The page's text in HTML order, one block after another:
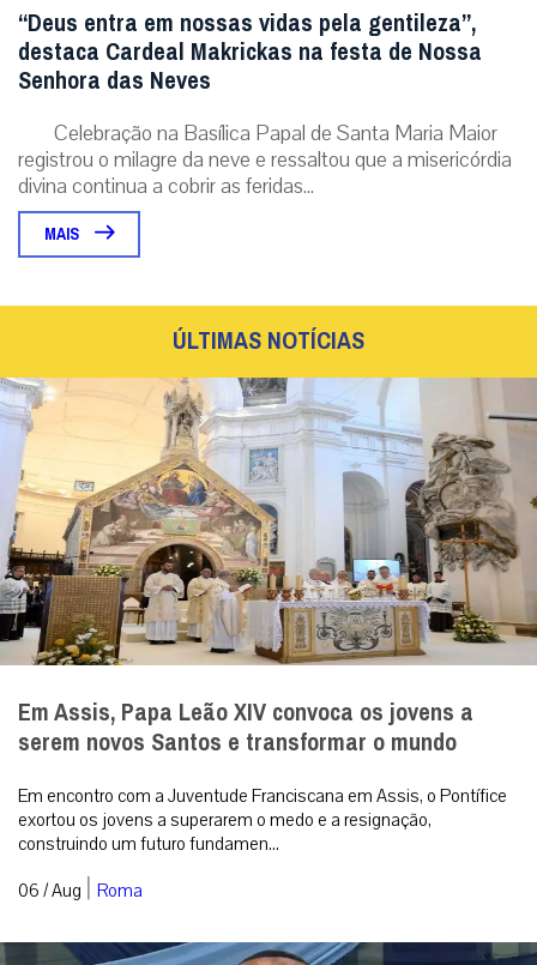
“Deus entra em nossas vidas pela gentileza”,
destaca Cardeal Makrickas na festa de Nossa
Senhora das Neves
Celebração na Basílica Papal de Santa Maria Maior
registrou o milagre da neve e ressaltou que a misericórdia
divina continua a cobrir as feridas...
MAIS
ÚLTIMAS NOTÍCIAS
Em Assis, Papa Leão XIV convoca os jovens a
serem novos Santos e transformar o mundo
Em encontro com a Juventude Franciscana em Assis, o Pontífice
exortou os jovens a superarem o medo e a resignação,
construindo um futuro fundamen...
06 / Aug | Roma